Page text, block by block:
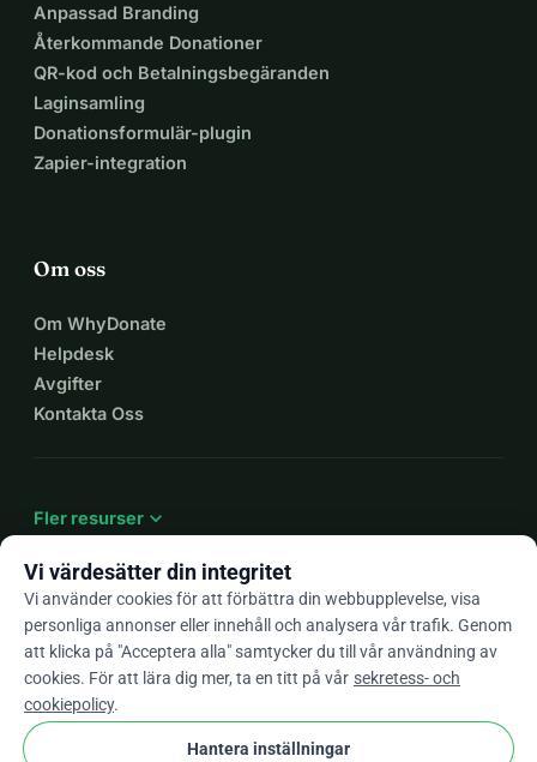
Anpassad Branding
Återkommande Donationer
QR-kod och Betalningsbegäranden
Laginsamling
Donationsformulär-plugin
Zapier-integration
Om oss
Om WhyDonate
Helpdesk
Avgifter
Kontakta Oss
Fler resurser expand_more
Sv arrow_drop_down
★★★★★4,9 / 5 baserat på 500+ omdömen
Vi värdesätter din integritet
Vi använder cookies för att förbättra din webbupplevelse, visa
personliga annonser eller innehåll och analysera vår trafik. Genom
att klicka på "Acceptera alla" samtycker du till vår användning av
cookies. För att lära dig mer, ta en titt på vår sekretess- och
cookiepolicy.
Hantera inställningar